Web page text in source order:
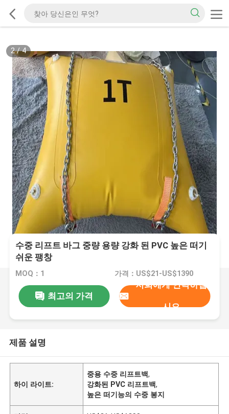
2/4
수중 리프트 바그 중량 용량 강화 된 PVC 높은 떠기
쉬운 팽창
MOQ：1 가격：US$21-US$1390
최고의 가격
저희에게 연락하십
시오
제품 설명
하이 라이트:
중용 수중 리프트백,
강화된 PVC 리프트백,
높은 떠기능의 수중 봉지